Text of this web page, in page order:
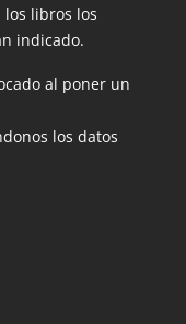
los libros los
indicado.
al poner un
los datos